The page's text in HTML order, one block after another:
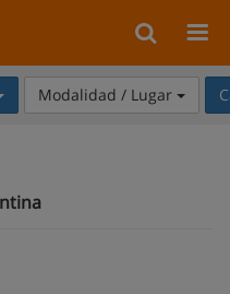
Modalidad / Lugar